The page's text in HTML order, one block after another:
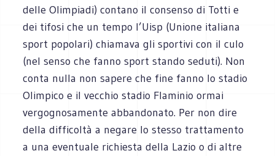
delle Olimpiadi) contano il consenso di Totti e
dei tifosi che un tempo l’Uisp (Unione italiana
sport popolari) chiamava gli sportivi con il culo
(nel senso che fanno sport stando seduti). Non
conta nulla non sapere che fine fanno lo stadio
Olimpico e il vecchio stadio Flaminio ormai
vergognosamente abbandonato. Per non dire
della difficoltà a negare lo stesso trattamento
a una eventuale richiesta della Lazio o di altre